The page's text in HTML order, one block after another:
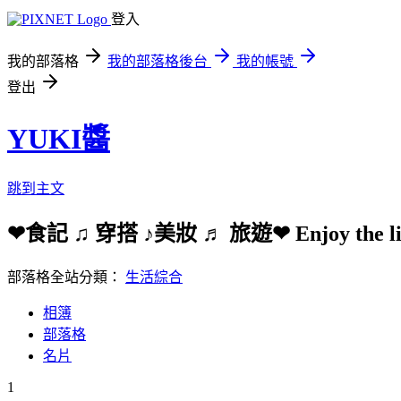
登入
我的部落格 我的部落格後台
我的帳號
登出
YUKI醬
跳到主文
❤食記 ♫ 穿搭 ♪美妝 ♬ 旅遊❤ Enjoy
部落格全站分類： 生活綜合
相簿
部落格
名片
1